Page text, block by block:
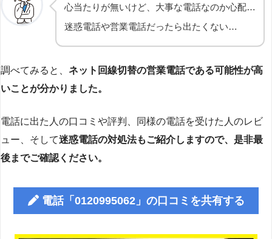
心当たりが無いけど、大事な電話なのか心配…
迷惑電話や営業電話だったら出たくない…
調べてみると、 ネット回線切替の営業電話である可能性が高
いことが分かりました。
電話に出た人の口コミや評判、同様の電話を受けた人のレビ
ュー、そして迷惑電話の対処法もご紹介しますので、是非最
後までご確認ください。
電話「0120995062」の口コミを共有する